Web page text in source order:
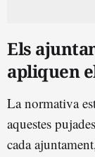
Els
apliquen
La normativa
aquestes
cada